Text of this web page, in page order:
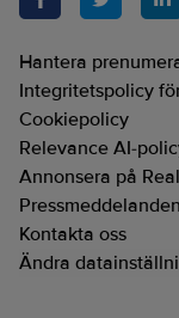
Hantera
Integritetspolicy
Cookiepolicy
Relevance AI-
Annonsera på
Pressmeddelanden
Kontakta oss
Ändra